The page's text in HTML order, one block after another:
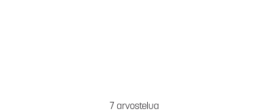
7 arvostelua